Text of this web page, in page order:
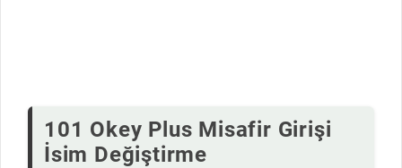
101 Okey Plus Misafir Girişi
İsim Değiştirme